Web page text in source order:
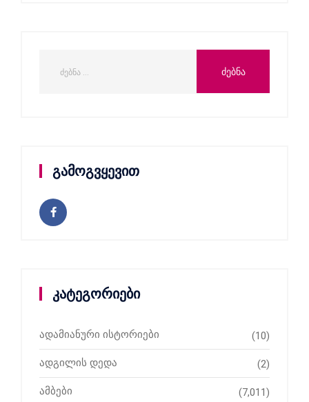
გამოგვყევით
კატეგორიები
ადამიანური ისტორიები (10)
ადგილის დედა (2)
ამბები (7,011)